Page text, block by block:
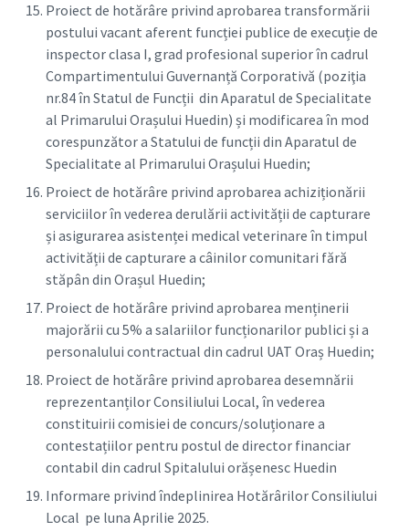
Proiect de hotărâre privind aprobarea transformării
postului vacant aferent funcției publice de execuție de
inspector clasa I, grad profesional superior în cadrul
Compartimentului Guvernanță Corporativă (poziţia
nr.84 în Statul de Funcții din Aparatul de Specialitate
al Primarului Orașului Huedin) și modificarea în mod
corespunzător a Statului de funcții din Aparatul de
Specialitate al Primarului Orașului Huedin;
Proiect de hotărâre privind aprobarea achiziționării
serviciilor în vederea derulării activității de capturare
și asigurarea asistenței medical veterinare în timpul
activității de capturare a câinilor comunitari fără
stăpân din Orașul Huedin;
Proiect de hotărâre privind aprobarea menținerii
majorării cu 5% a salariilor funcționarilor publici și a
personalului contractual din cadrul UAT Oraș Huedin;
Proiect de hotărâre privind aprobarea desemnării
reprezentanților Consiliului Local, în vederea
constituirii comisiei de concurs/soluționare a
contestațiilor pentru postul de director financiar
contabil din cadrul Spitalului orășenesc Huedin
Informare privind îndeplinirea Hotărârilor Consiliului
Local pe luna Aprilie 2025.